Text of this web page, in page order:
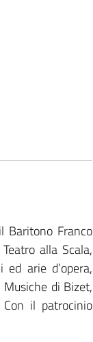
Baritono Franco
alla Scala,
arie d’opera,
di Bizet,
il patrocinio